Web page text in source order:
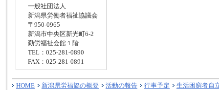
一般社団法人
新潟県労働者福祉協議会
〒950-0965
新潟市中央区新光町6-2
勤労福祉会館１階
TEL：025-281-0890
FAX：025-281-0891
HOME 新潟県労福協の概要 活動の報告 行事予定
生活困窮者自